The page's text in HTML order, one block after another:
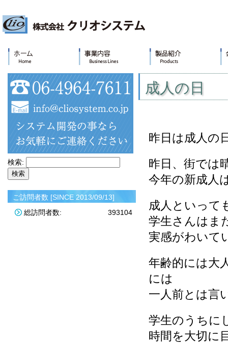
検索:
ご訪問者数 [SINCE 2013/09/13]
393104
総訪問者数:
成人の日
昨日は成人の
昨日、街では
今年の新成人
成人といって
学生さんはま
実感がわいて
年齢的には大
には
一人前とは言
学生のうちに
時間を大切に